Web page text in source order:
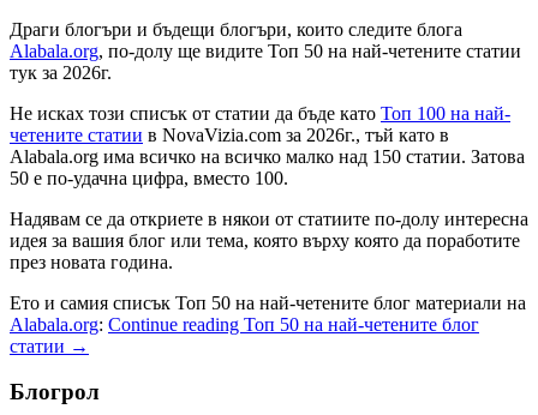
Драги блогъри и бъдещи блогъри, които следите блога
Alabala.org, по-долу ще видите Топ 50 на най-четените статии
тук за 2026г.
Не исках този списък от статии да бъде като Топ 100 на най-
четените статии в NovaVizia.com за 2026г., тъй като в
Alabala.org има всичко на всичко малко над 150 статии. Затова
50 е по-удачна цифра, вместо 100.
Надявам се да откриете в някои от статиите по-долу интересна
идея за вашия блог или тема, която върху която да поработите
през новата година.
Ето и самия списък Топ 50 на най-четените блог материали на
Alabala.org: Continue reading Топ 50 на най-четените блог
статии →
Блогрол